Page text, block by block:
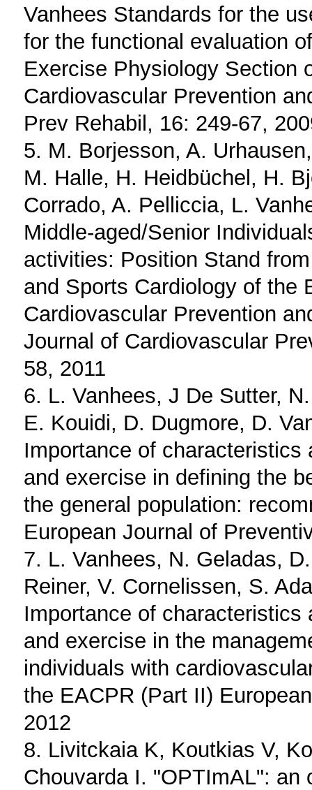
Vanhees Standards for the
for the functional evaluation
Exercise Physiology Section
Cardiovascular Prevention
Prev Rehabil, 16: 249-67,
5. M. Borjesson, A.
M. Halle, H. Heidbüchel, H.
Corrado, A. Pelliccia, L.
Middle-aged/Senior
activities: Position Stand
and Sports Cardiology of the
Cardiovascular Prevention
Journal of Cardiovascular
58, 2011
6. L. Vanhees, J De Sutter,
E. Kouidi, D. Dugmore, D.
Importance of
and exercise in defining the
the general population:
European Journal of
7. L. Vanhees, N. Geladas,
Reiner, V. Cornelissen, S.
Importance of
and exercise in the
individuals with
the EACPR (Part II)
2012
8. Livitckaia K, Koutkias V,
Chouvarda I. "OPTImAL": an